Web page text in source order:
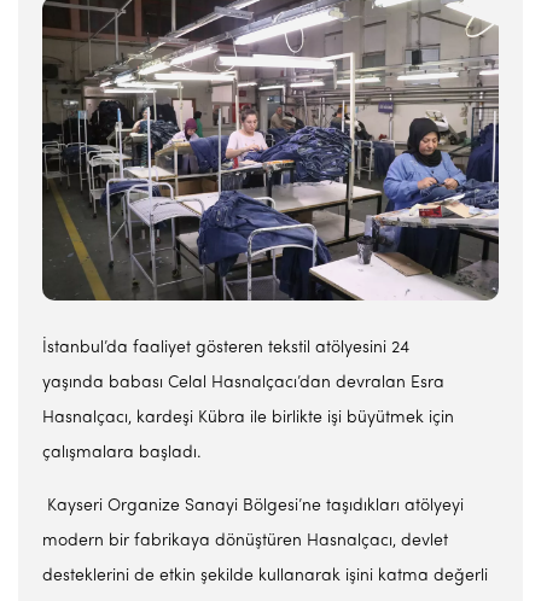
İstanbul’da faaliyet gösteren tekstil atölyesini 24
yaşında babası Celal Hasnalçacı’dan devralan Esra
Hasnalçacı, kardeşi Kübra ile birlikte işi büyütmek için
çalışmalara başladı.
Kayseri Organize Sanayi Bölgesi’ne taşıdıkları atölyeyi
modern bir fabrikaya dönüştüren Hasnalçacı, devlet
desteklerini de etkin şekilde kullanarak işini katma değerli